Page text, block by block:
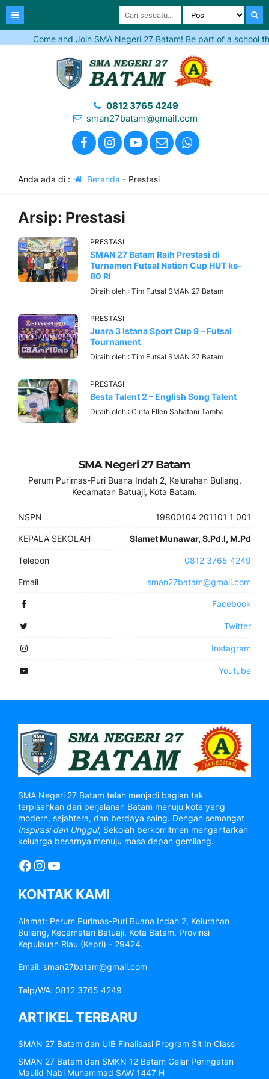
Come and Join SMA Negeri 27 Batam! Be part of a school
0812 3765 4249
sman27batam@gmail.com
Anda ada di : Beranda - Prestasi
Arsip: Prestasi
PRESTASI
SMAN 27 Batam Raih Prestasi di
Turnamen Futsal Nation Cup HUT ke-
80 RI
Diraih oleh : Tim Futsal SMAN 27 Batam
PRESTASI
Juara 3 Istana Sport Cup 9 – Futsal
Tournament
Diraih oleh : Tim Futsal SMAN 27 Batam
PRESTASI
Besta Talent 2 – English Song Talent
Diraih oleh : Cinta Ellen Sabatani Tamba
SMA Negeri 27 Batam
Perum Purimas-Puri Buana Indah 2, Kelurahan Buliang,
Kecamatan Batuaji, Kota Batam.
NSPN 19800104 201101 1 001
KEPALA SEKOLAH Slamet Munawar, S.Pd.I, M.Pd
Telepon 0812 3765 4249
Email sman27batam@gmail.com
Facebook
Twitter
Instagram
Youtube
SMA Negeri 27 Batam telah menjadi bagian tak
terpisahkan dari perjalanan Batam menuju kota yang
modern, sejahtera, dan berdaya saing. Dengan semangat
Inspirasi dan Unggul, Sekolah berkomitmen mengantarkan
keluarga besarnya menuju masa depan gemilang.
Facebook
Instagram
YouTube
KONTAK KAMI
Alamat: Perum Purimas-Puri Buana Indah 2, Kelurahan
Buliang, Kecamatan Batuaji, Kota Batam, Provinsi
Kepulauan Riau (Kepri) - 29424.
Email: sman27batam@gmail.com
Telp/WA: 0812 3765 4249
ARTIKEL TERBARU
SMAN 27 Batam dan UIB Finalisasi Program Sit In Class
SMAN 27 Batam dan SMKN 12 Batam Gelar Peringatan
Maulid Nabi Muhammad SAW 1447 H